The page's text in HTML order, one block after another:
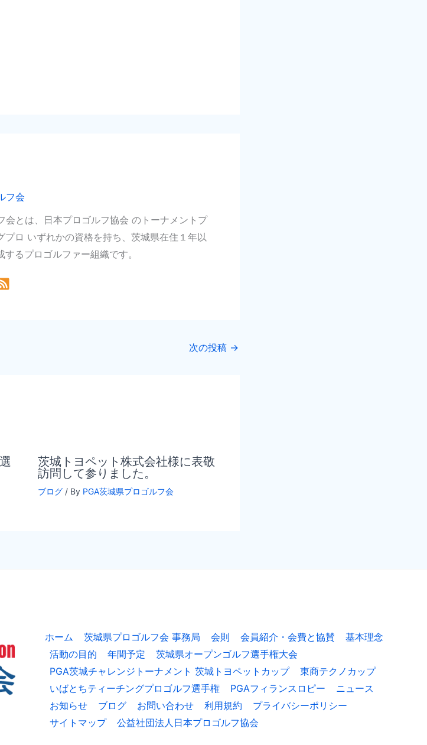
フ会
会とは、日本プロゴルフ協会 のトーナメントプ
プロ いずれかの資格を持ち、茨城県在住１年以
るプロゴルファー組織です。
次の投稿 →
茨城トヨペット株式会社様に表敬
訪問して参りました。
ブログ/ By PGA茨城県プロゴルフ会
ホーム 茨城県プロゴルフ会 事務局 会則 会員紹介・会費と協賛
基本理念
活動の目的
年間予定
茨城県オープンゴルフ選手権大会
PGA茨城チャレンジトーナメント 茨城トヨペットカップ
東商テクノカップ
いばとちティーチングプロゴルフ選手権
PGAフィランスロピー
ニュース
お知らせ
ブログ お問い合わせ 利用規約
プライバシーポリシー
サイトマップ
公益社団法人日本プロゴルフ協会